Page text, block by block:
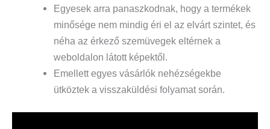
Egyesek arra panaszkodnak, hogy a termékek
minősége nem mindig éri el az elvárt szintet, és
néha az érkező szemüvegek eltérnek a
weboldalon látott képektől.
Emellett egyes vásárlók nehézségekbe
ütköztek a visszaküldési folyamat során.